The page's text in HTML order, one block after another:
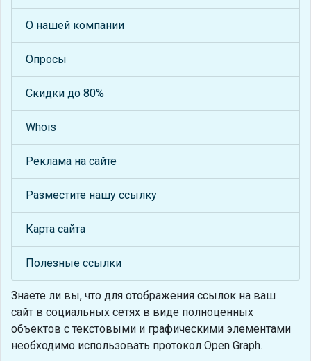
О нашей компании
Опросы
Скидки до 80%
Whois
Реклама на сайте
Разместите нашу ссылку
Карта сайта
Полезные ссылки
Знаете ли вы, что для отображения ссылок на ваш
сайт в социальных сетях в виде полноценных
объектов с текстовыми и графическими элементами
необходимо использовать протокол Open Graph.